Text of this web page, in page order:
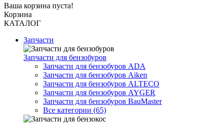
Ваша корзина пуста!
Корзина
КАТАЛОГ
Запчасти
Запчасти для бензобуров
Запчасти для бензобуров ADA
Запчасти для бензобуров Aiken
Запчасти для бензобуров ALTECO
Запчасти для бензобуров AYGER
Запчасти для бензобуров BauMaster
Все категории (65)